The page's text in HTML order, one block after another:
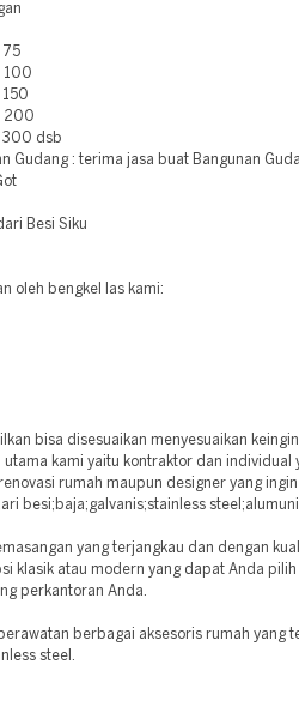
75
100
150
200
300 dsb
Gudang : terima jasa buat Bangunan
Besi Siku
oleh bengkel las kami:
bisa disesuaikan menyesuaikan
utama kami yaitu kontraktor dan individual
rumah maupun designer yang
besi;baja;galvanis;stainless
yang terjangkau dan dengan
klasik atau modern yang dapat Anda
perkantoran Anda.
berbagai aksesoris rumah yang
steel.